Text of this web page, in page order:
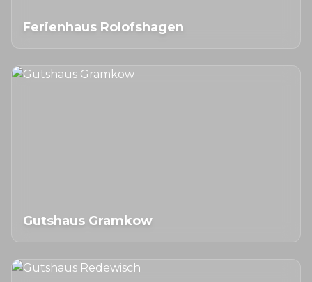
Ferienhaus Rolofshagen
Gutshaus Gramkow